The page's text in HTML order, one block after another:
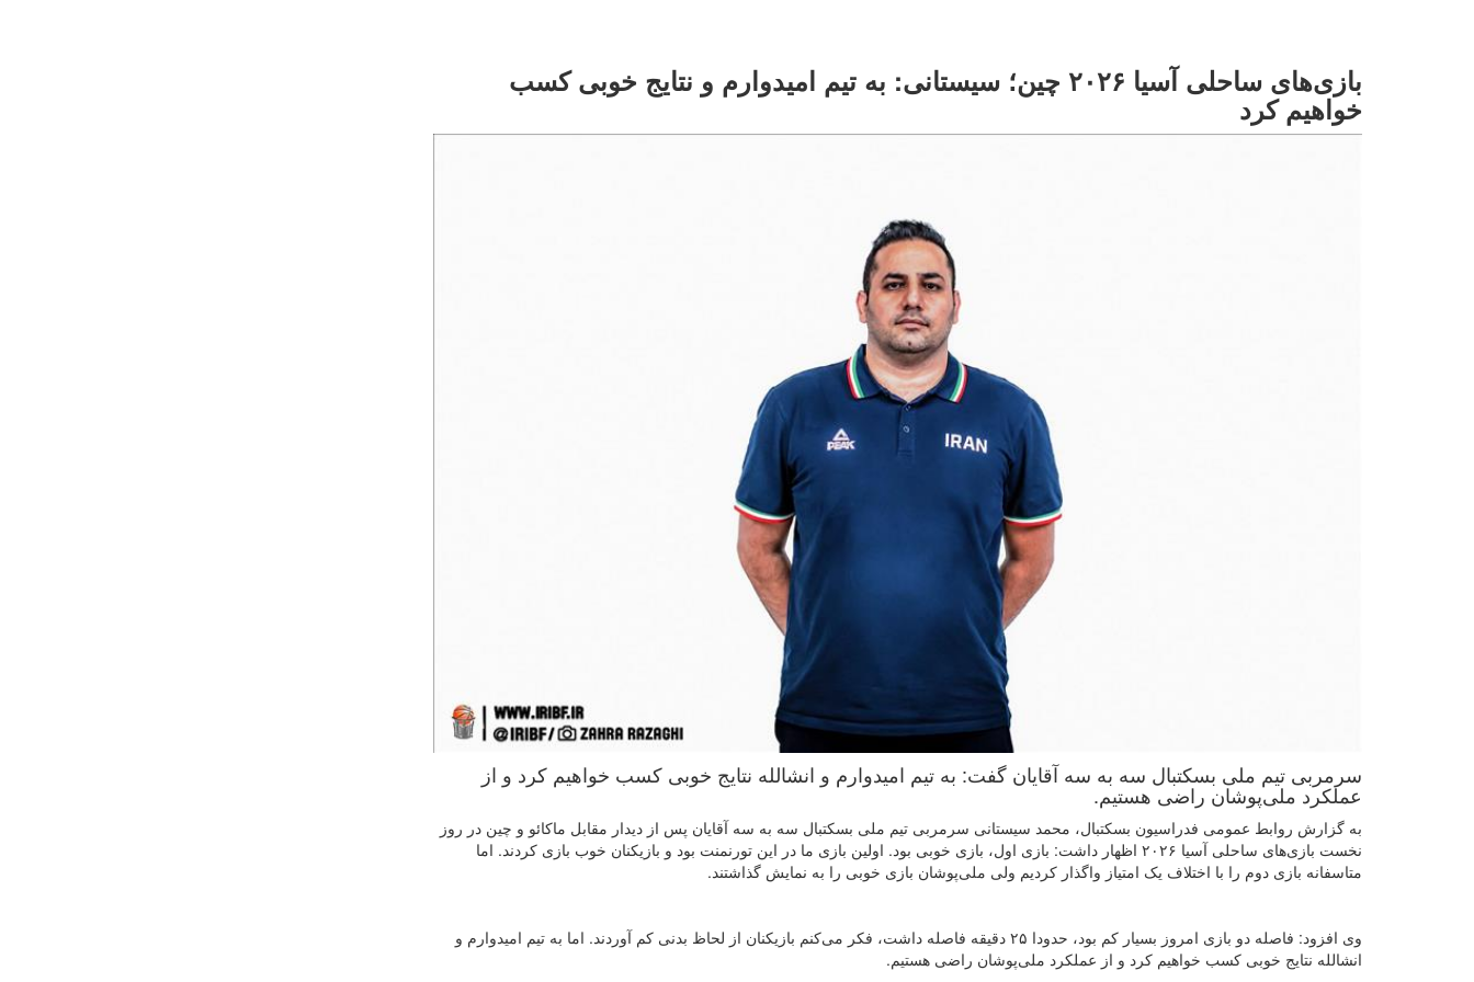
بازی‌های ساحلی آسیا ۲۰۲۶ چین؛ سیستانی: به تیم امیدوارم و نتایج خوبی کسب
خواهیم کرد
سرمربی تیم ملی بسکتبال سه به سه آقایان گفت: به تیم امیدوارم و انشالله نتایج خوبی کسب خواهیم کرد و از
عملکرد ملی‌پوشان راضی هستیم.
به گزارش روابط عمومی فدراسیون بسکتبال، محمد سیستانی سرمربی تیم ملی بسکتبال سه به سه آقایان پس از دیدار مقابل ماکائو و چین در روز
نخست بازی‌های ساحلی آسیا ۲۰۲۶ اظهار داشت: بازی اول، بازی خوبی بود. اولین بازی ما در این تورنمنت بود و بازیکنان خوب بازی کردند. اما
متاسفانه بازی دوم را با اختلاف یک امتیاز واگذار کردیم ولی ملی‌پوشان بازی خوبی را به نمایش گذاشتند.
وی افزود: فاصله دو بازی امروز بسیار کم بود، حدودا ۲۵ دقیقه فاصله داشت، فکر می‌کنم بازیکنان از لحاظ بدنی کم آوردند. اما به تیم امیدوارم و
انشالله نتایج خوبی کسب خواهیم کرد و از عملکرد ملی‌پوشان راضی هستیم.